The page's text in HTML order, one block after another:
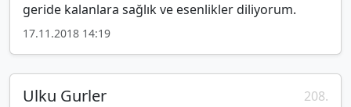
geride kalanlara sağlık ve esenlikler diliyorum.
17.11.2018 14:19
Ulku Gurler 208.